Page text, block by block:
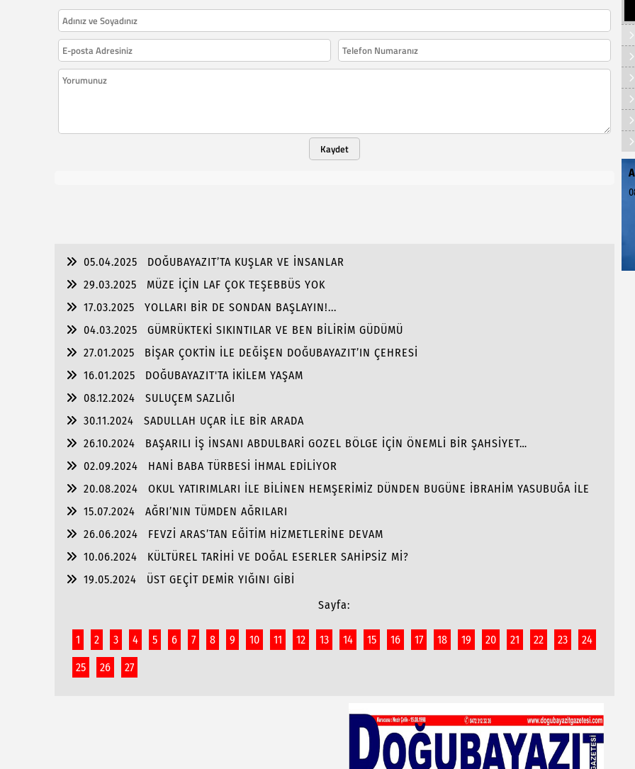
Kaydet
05.04.2025
DOĞUBAYAZIT’TA KUŞLAR VE İNSANLAR
29.03.2025
MÜZE İÇİN LAF ÇOK TEŞEBBÜS YOK
17.03.2025
YOLLARI BİR DE SONDAN BAŞLAYIN!...
04.03.2025
GÜMRÜKTEKİ SIKINTILAR VE BEN BİLİRİM GÜDÜMÜ
27.01.2025
BİŞAR ÇOKTİN İLE DEĞİŞEN DOĞUBAYAZIT’IN ÇEHRESİ
16.01.2025
DOĞUBAYAZIT'TA İKİLEM YAŞAM
08.12.2024
SULUÇEM SAZLIĞI
30.11.2024
SADULLAH UÇAR İLE BİR ARADA
26.10.2024
BAŞARILI İŞ İNSANI ABDULBARİ GOZEL BÖLGE İÇİN ÖNEMLİ BİR ŞAHSİYET…
02.09.2024
HANİ BABA TÜRBESİ İHMAL EDİLİYOR
20.08.2024
OKUL YATIRIMLARI İLE BİLİNEN HEMŞERİMİZ DÜNDEN BUGÜNE İBRAHİM YASUBUĞA İLE
15.07.2024
AĞRI’NIN TÜMDEN AĞRILARI
26.06.2024
FEVZİ ARAS’TAN EĞİTİM HİZMETLERİNE DEVAM
10.06.2024
KÜLTÜREL TARİHİ VE DOĞAL ESERLER SAHİPSİZ Mİ?
19.05.2024
ÜST GEÇİT DEMİR YIĞINI GİBİ
Sayfa:
1 2 3 4 5 6 7 8 9 10 11 12 13 14 15 16 17 18 19 20 21 22 23 24
25 26 27